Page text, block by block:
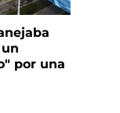
por una